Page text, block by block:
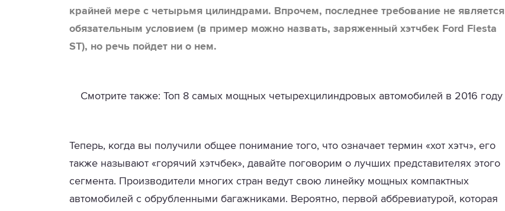
крайней мере с четырьмя цилиндрами. Впрочем, последнее требование не является
обязательным условием (в пример можно назвать, заряженный хэтчбек Ford Fiesta
ST), но речь пойдет ни о нем.
Смотрите также: Топ 8 самых мощных четырехцилиндровых автомобилей в 2016 году
Теперь, когда вы получили общее понимание того, что означает термин «хот хэтч», его
также называют «горячий хэтчбек», давайте поговорим о лучших представителях этого
сегмента. Производители многих стран ведут свою линейку мощных компактных
автомобилей с обрубленными багажниками. Вероятно, первой аббревиатурой, которая